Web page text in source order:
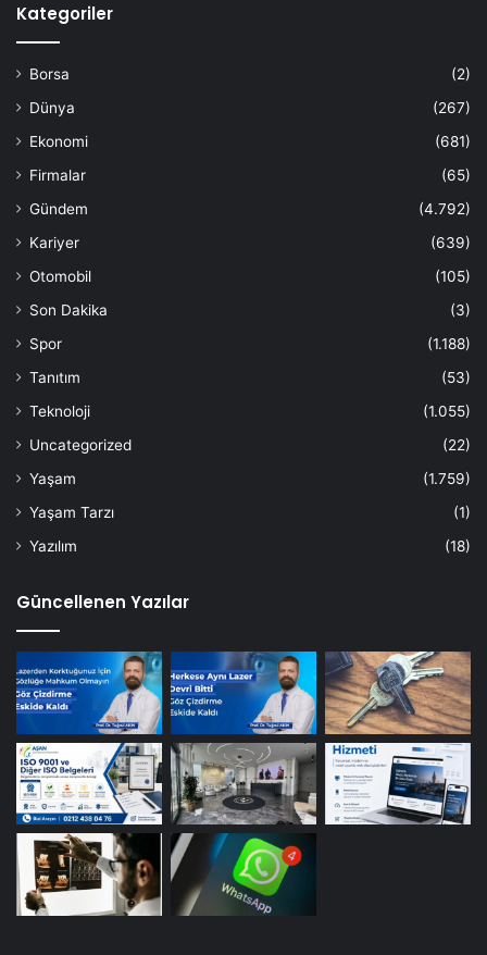
Kategoriler
Borsa
(2)
Dünya
(267)
Ekonomi
(681)
Firmalar
(65)
Gündem
(4.792)
Kariyer
(639)
Otomobil
(105)
Son Dakika
(3)
Spor
(1.188)
Tanıtım
(53)
Teknoloji
(1.055)
Uncategorized
(22)
Yaşam
(1.759)
Yaşam Tarzı
(1)
Yazılım
(18)
Güncellenen Yazılar